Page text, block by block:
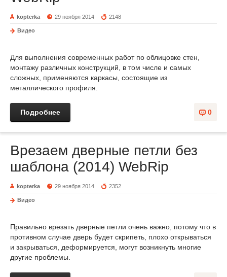
kopterka 29 ноября 2014 2148
Видео
Для выполнения современных работ по облицовке стен,
монтажу различных конструкций, в том числе и самых
сложных, применяются каркасы, состоящие из
металлического профиля.
0
Подробнее
Врезаем дверные петли без
шаблона (2014) WebRip
kopterka 29 ноября 2014 2352
Видео
Правильно врезать дверные петли очень важно, потому что в
противном случае дверь будет скрипеть, плохо открываться
и закрываться, деформируется, могут возникнуть многие
другие проблемы.